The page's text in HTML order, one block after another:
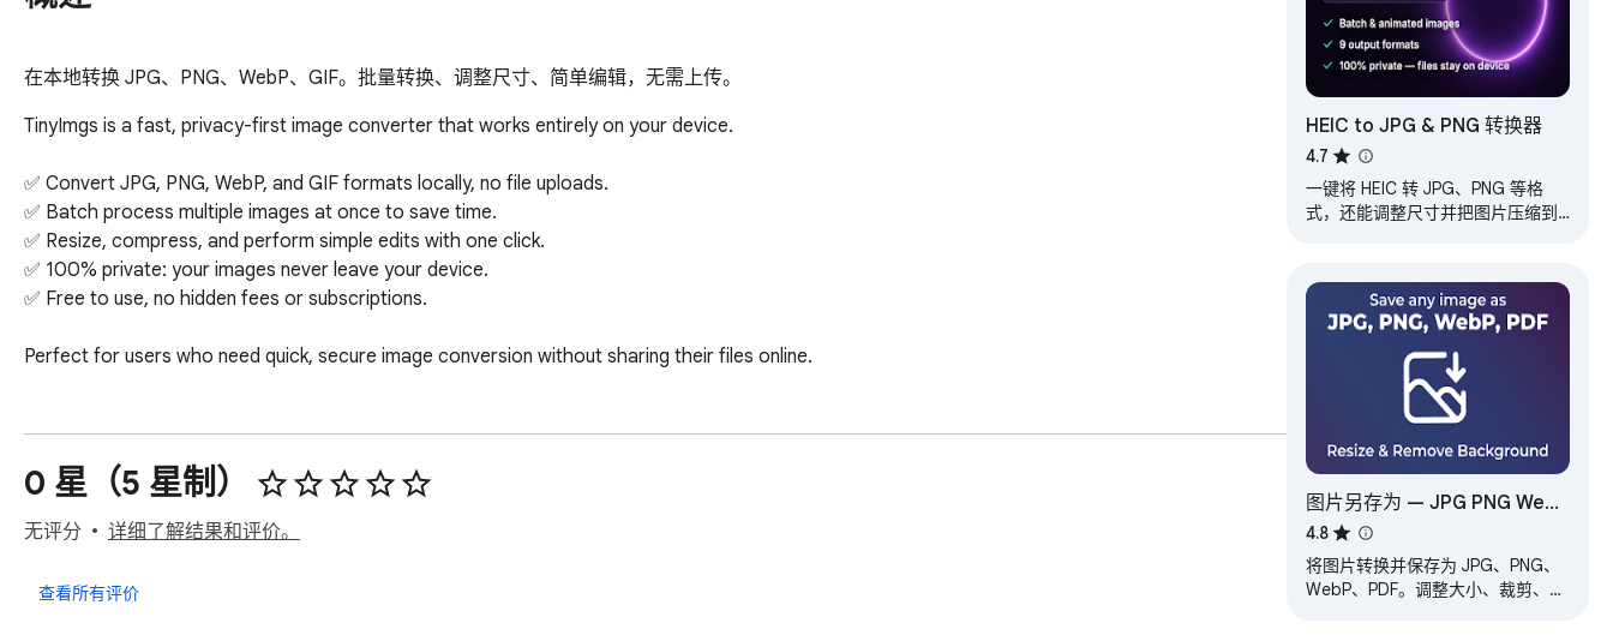
在本地转换 JPG、PNG、WebP、GIF。批量转换、调整尺寸、简单编辑，无需上传。
TinyImgs is a fast, privacy-first image converter that works entirely on your device.
✅ Convert JPG, PNG, WebP, and GIF formats locally, no file uploads.
✅ Batch process multiple images at once to save time.
✅ Resize, compress, and perform simple edits with one click.
✅ 100% private: your images never leave your device.
✅ Free to use, no hidden fees or subscriptions.
Perfect for users who need quick, secure image conversion without sharing their files online.
0 星（5 星制）
无评分 详细了解结果和评价。
查看所有评价
HEIC to JPG & PNG 转换器
4.7
一键将 HEIC 转 JPG、PNG 等格
式，还能调整尺寸并把图片压缩到
图片另存为 — JPG PNG WebP
PDF，调整大小 & 去除背景
4.8
将图片转换并保存为 JPG、PNG、
WebP、PDF。调整大小、裁剪、批